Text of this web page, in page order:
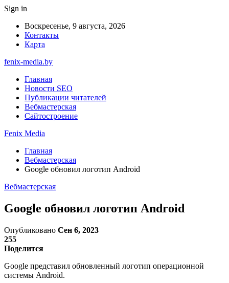
Sign in
Воскресенье, 9 августа, 2026
Контакты
Карта
fenix-media.by
Главная
Новости SEO
Публикации читателей
Вебмастерская
Сайтостроение
Fenix Media
Главная
Вебмастерская
Google обновил логотип Android
Вебмастерская
Google обновил логотип Android
Опубликовано Сен 6, 2023
255
Поделится
Google представил обновленный логотип операционной
системы Android.